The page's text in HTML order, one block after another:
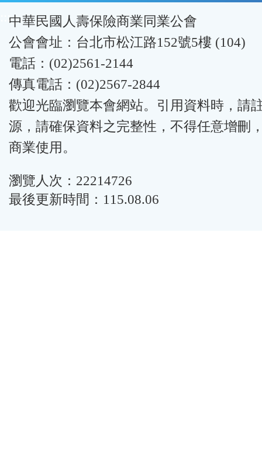
:::中華民國人壽保險商業同業公會
公會會址：台北市松江路152號5樓 (104)
電話：(02)2561-2144
傳真電話：(02)2567-2844
歡迎光臨瀏覽本會網站。引用資料時，請
源，請確保資料之完整性，不得任意增刪
商業使用。
瀏覽人次：22214726
最後更新時間：115.08.06